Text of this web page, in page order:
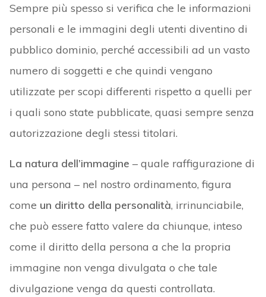
Sempre più spesso si verifica che le informazioni
personali e le immagini degli utenti diventino di
pubblico dominio, perché accessibili ad un vasto
numero di soggetti e che quindi vengano
utilizzate per scopi differenti rispetto a quelli per
i quali sono state pubblicate, quasi sempre senza
autorizzazione degli stessi titolari.
La natura dell’immagine – quale raffigurazione di
una persona – nel nostro ordinamento, figura
come un diritto della personalità, irrinunciabile,
che può essere fatto valere da chiunque, inteso
come il diritto della persona a che la propria
immagine non venga divulgata o che tale
divulgazione venga da questi controllata.